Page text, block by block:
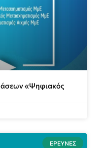
«Ψηφιακός
ΈΡΕΥΝΕΣ